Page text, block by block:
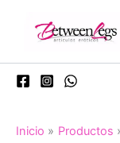
Inicio Productos